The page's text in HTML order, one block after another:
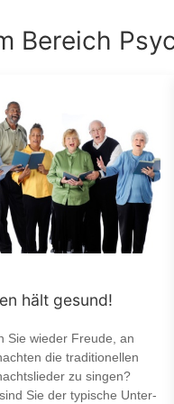
Bereich
hält gesund!
Sie wieder Freude, an
die traditionellen
zu singen?
Sie der typische Unter-